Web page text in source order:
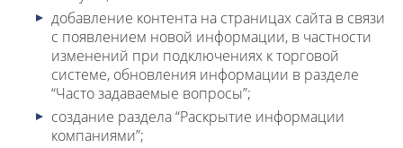
добавление контента на страницах сайта в связи
с появлением новой информации, в частности
изменений при подключениях к торговой
системе, обновления информации в разделе
“Часто задаваемые вопросы”;
создание раздела “Раскрытие информации
компаниями”;